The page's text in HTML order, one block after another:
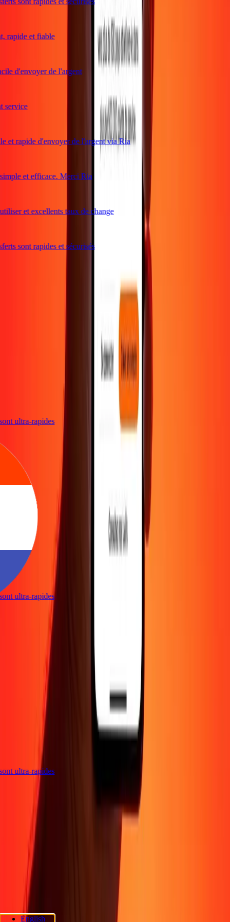
et fiable
d'envoyer de l'argent
rapide d'envoyer de l'argent via Ria
et efficace. Merci Ria
et excellents taux de change
sont rapides et sécurisés
ultra-rapides
ultra-rapides
ultra-rapides
Entreprise
À proposBlog Devenir agent
Transfert d'argent international
Politique de confidentialité
Avis sur les cookies
générales
Centre d'aide
d'accessibilité
Services Rapide Chèque
Rapide ChèquePolitique de confidentialité Rapide Chèque
English